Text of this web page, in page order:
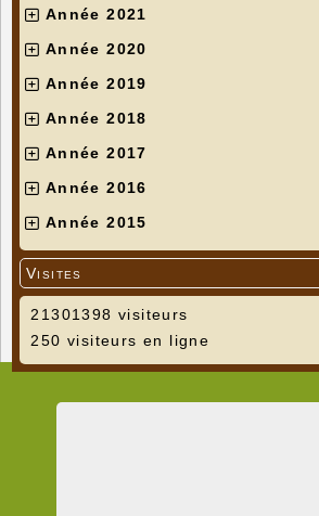
Année 2021
Année 2020
Année 2019
Année 2018
Année 2017
Année 2016
Année 2015
Visites
21301398 visiteurs
250 visiteurs en ligne